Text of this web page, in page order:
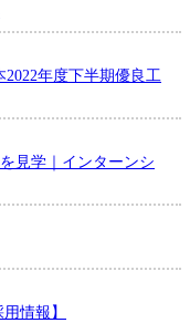
2022年度下半期優良工
見学｜インターンシ
情報】